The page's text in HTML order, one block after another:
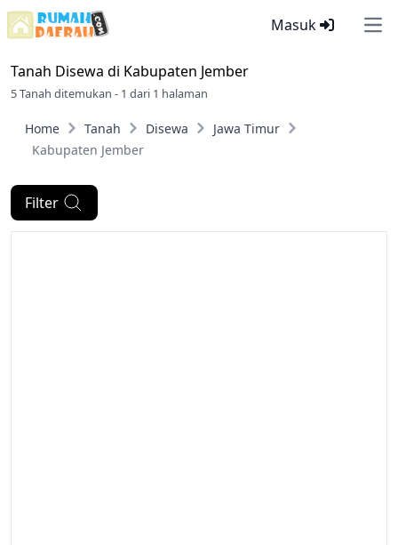
Masuk
Tanah Disewa di Kabupaten Jember
5 Tanah ditemukan - 1 dari 1 halaman
Home Tanah Disewa
Jawa Timur
Kabupaten Jember
Filter